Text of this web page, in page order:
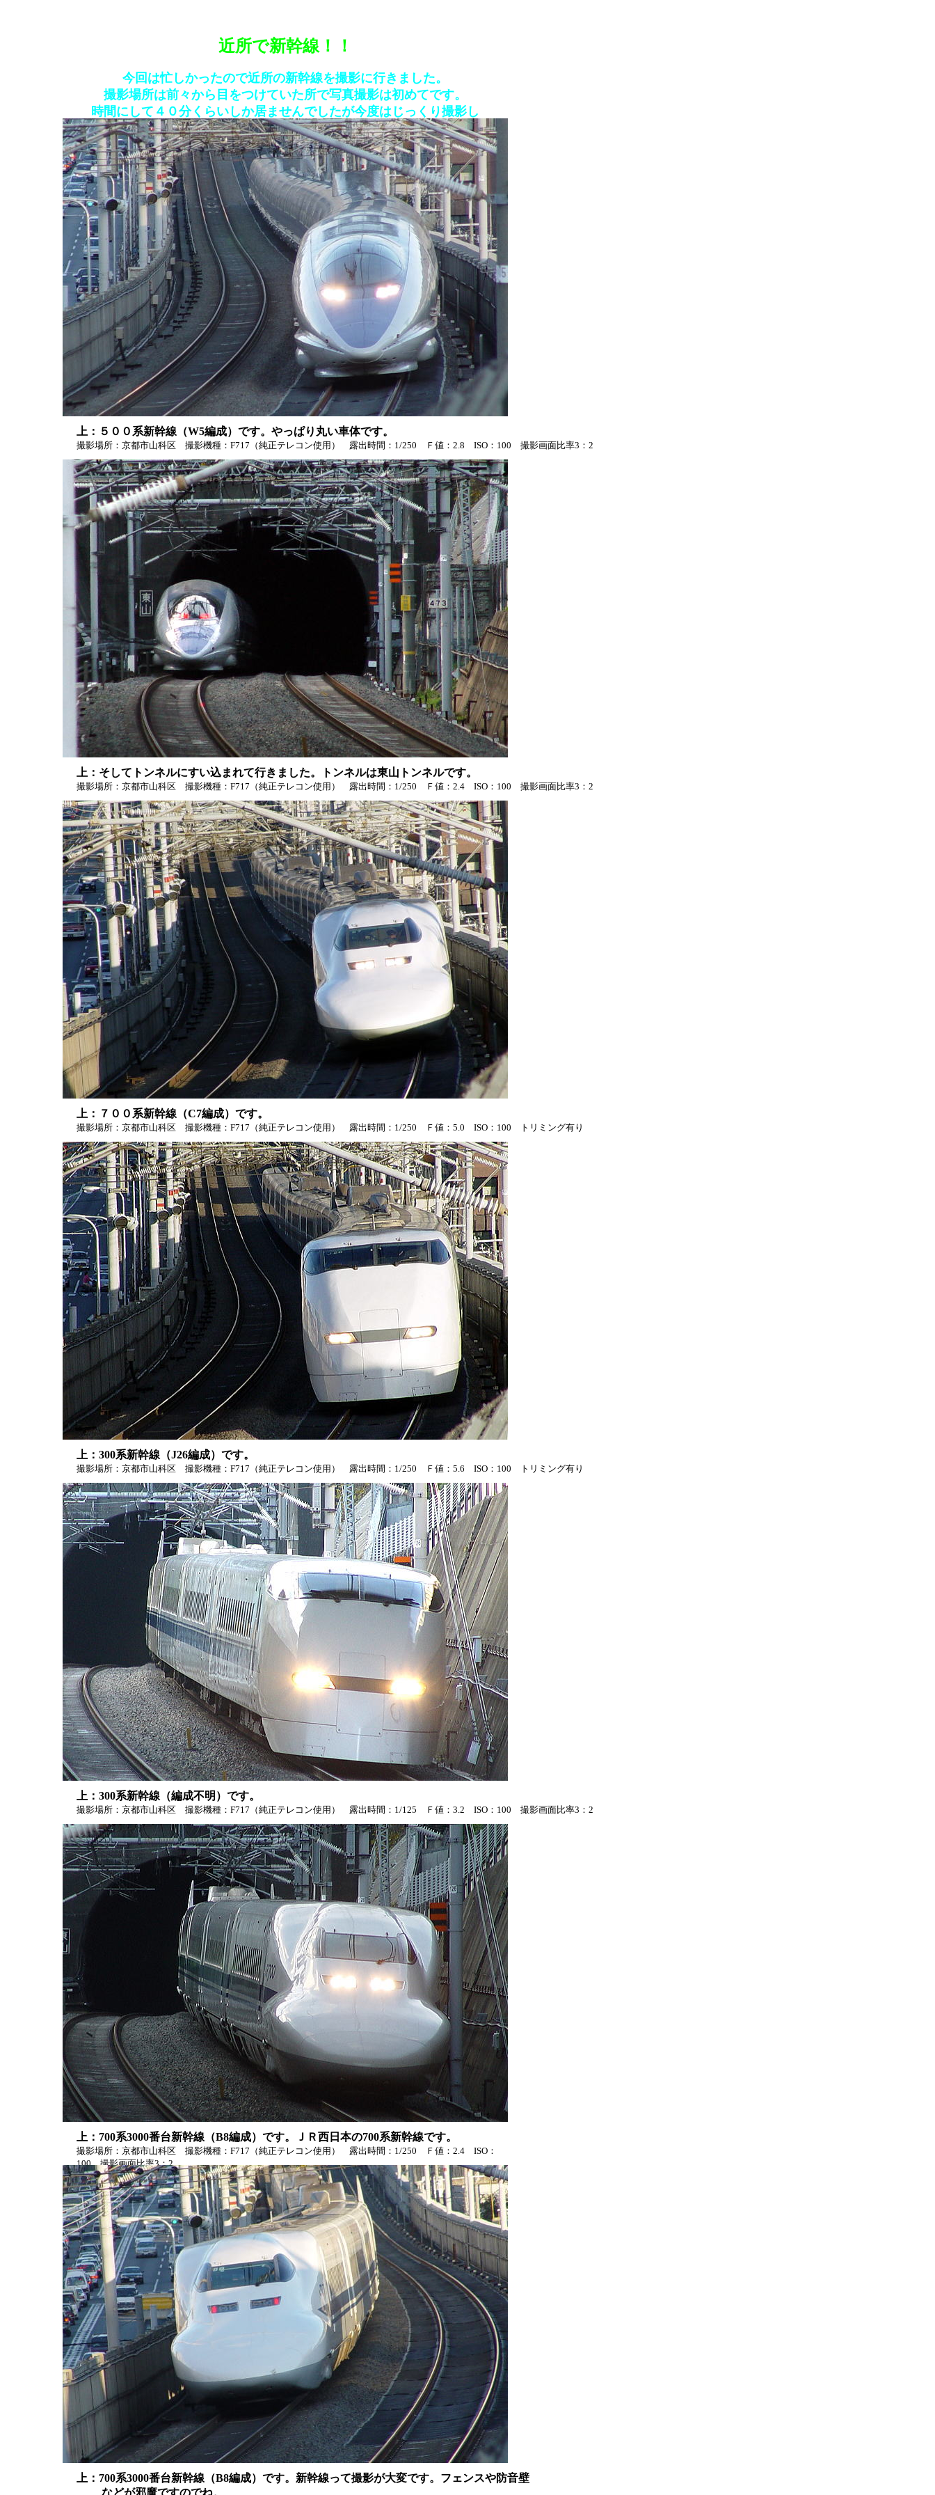
上：700系3000番台新幹線（B8編成）です。ＪＲ西日本の700系新幹線です。
撮影場所：京都市山科区 撮影機種：F717（純正テレコン使用） 露出時間：1/250 Ｆ値：2.4 ISO：
100 撮影画面比率3：2
上：300系新幹線（J26編成）です。
撮影場所：京都市山科区 撮影機種：F717（純正テレコン使用） 露出時間：1/250 Ｆ値：5.6 ISO：100 トリミング有り
上：７００系新幹線（C7編成）です。
撮影場所：京都市山科区 撮影機種：F717（純正テレコン使用） 露出時間：1/250 Ｆ値：5.0 ISO：100 トリミング有り
上：そしてトンネルにすい込まれて行きました。トンネルは東山トンネルです。
撮影場所：京都市山科区 撮影機種：F717（純正テレコン使用） 露出時間：1/250 Ｆ値：2.4 ISO：100 撮影画面比率3：2
上：５００系新幹線（W5編成）です。やっぱり丸い車体です。
撮影場所：京都市山科区 撮影機種：F717（純正テレコン使用） 露出時間：1/250 Ｆ値：2.8 ISO：100 撮影画面比率3：2
近所で新幹線！！
今回は忙しかったので近所の新幹線を撮影に行きました。
撮影場所は前々から目をつけていた所で写真撮影は初めてです。
時間にして４０分くらいしか居ませんでしたが今度はじっくり撮影し
たいです。
上：300系新幹線（編成不明）です。
撮影場所：京都市山科区 撮影機種：F717（純正テレコン使用） 露出時間：1/125 Ｆ値：3.2 ISO：100 撮影画面比率3：2
上：700系3000番台新幹線（B8編成）です。新幹線って撮影が大変です。フェンスや防音壁
などが邪魔ですのでね。